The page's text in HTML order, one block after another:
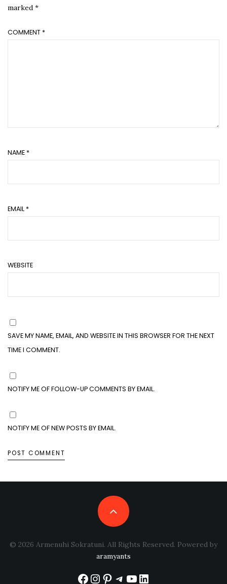
marked *
COMMENT *
NAME *
EMAIL *
WEBSITE
SAVE MY NAME, EMAIL, AND WEBSITE IN THIS BROWSER FOR THE NEXT
TIME I COMMENT.
NOTIFY ME OF FOLLOW-UP COMMENTS BY EMAIL.
NOTIFY ME OF NEW POSTS BY EMAIL.
© 2026 Armenuhi Sokratuni. All Rights Reserved. Powered by
aramyants
Facebook
Instagram
Pinterest
Telegram
YouTube
LinkedIn